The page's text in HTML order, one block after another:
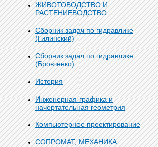
ЖИВОТОВОДСТВО И
РАСТЕНИЕВОДСТВО
Сборник задач по гидравлике
(Гилинский)
Сборник задач по гидравлике
(Бровченко)
История
Инженерная графика и
начертательная геометрия
Компьютерное проектирование
СОПРОМАТ, МЕХАНИКА